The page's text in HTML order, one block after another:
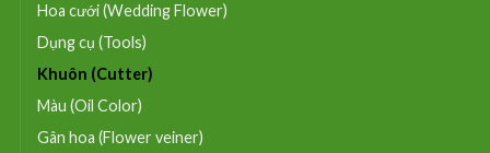
Hoa cưới (Wedding Flower)
Dụng cụ (Tools)
Khuôn (Cutter)
Màu (Oil Color)
Gân hoa (Flower veiner)